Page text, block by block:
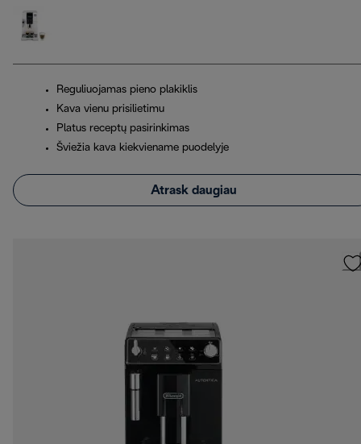
Reguliuojamas pieno plakiklis
Kava vienu prisilietimu
Platus receptų pasirinkimas
Šviežia kava kiekviename puodelyje
Atrask daugiau